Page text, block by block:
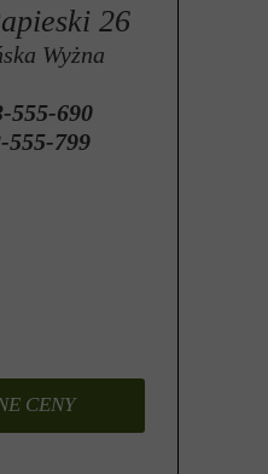
CENY
26
Wyżna
555-690
799